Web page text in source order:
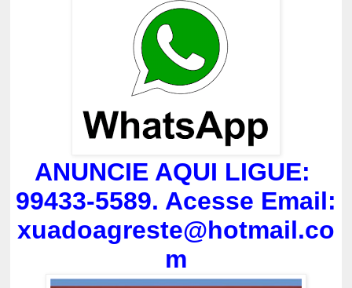
ANUNCIE AQUI LIGUE:
99433-5589. Acesse Email:
xuadoagreste@hotmail.co
m